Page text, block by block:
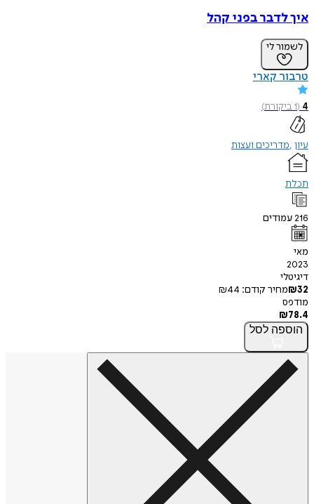
איך לדבר בפני קהל
לשמור לי
טרבור קארי
4
(
1ביקורת)
עיון מדריכים ועצות
תכלת
216עמודים
מאי
2023
דיגיטלי
₪32 מחיר קודם: ₪44
מודפס
₪78.4
הוספה לסל